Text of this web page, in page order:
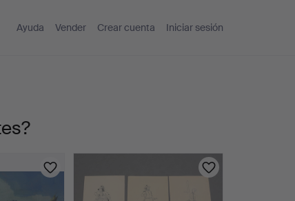
Ayuda Vender Crear cuenta Iniciar sesión